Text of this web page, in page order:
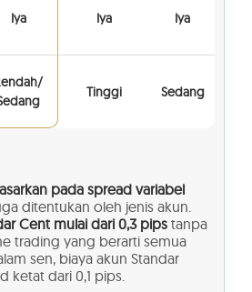
Iya Iya Iya
Tinggi Sedang
pada spread variabel
ditentukan oleh jenis akun.
Cent mulai dari 0,3 pips tanpa
trading yang berarti semua
sen, biaya akun Standar
ketat dari 0,1 pips.